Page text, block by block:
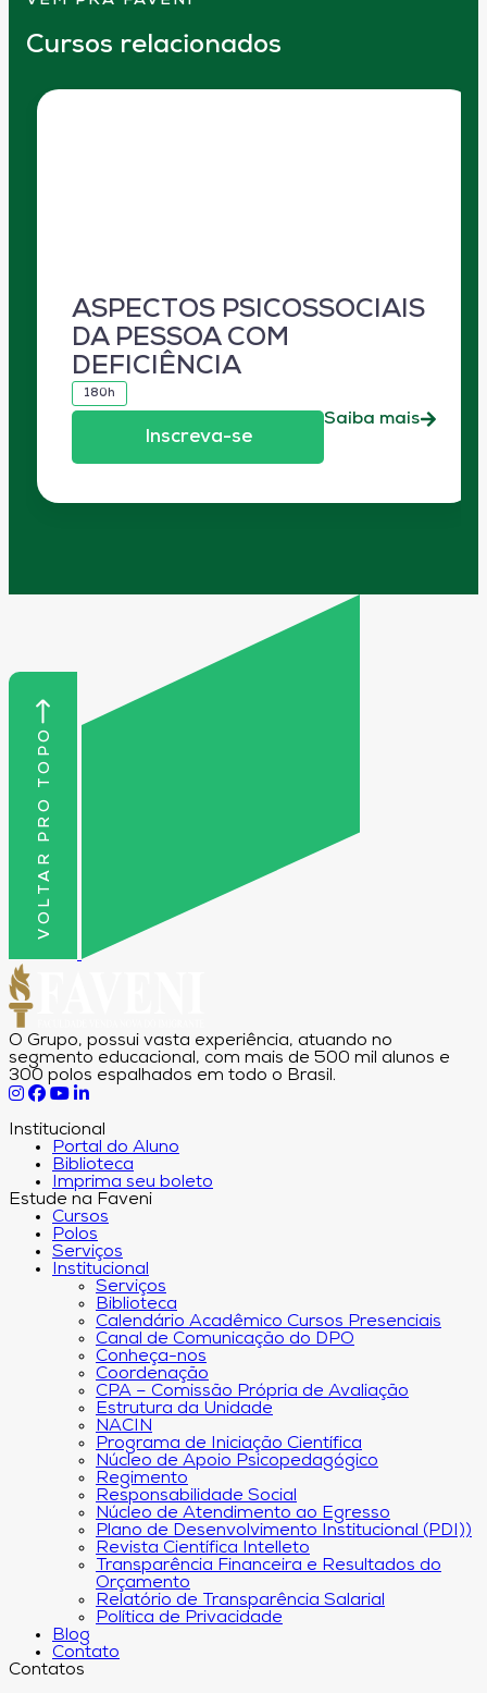
Cursos relacionados
ASPECTOS PSICOSSOCIAIS
DA PESSOA COM
DEFICIÊNCIA
180h
Inscreva-se
Saiba mais
VOLTAR PRO TOPO
O Grupo, possui vasta experiência, atuando no
segmento educacional, com mais de 500 mil alunos e
300 polos espalhados em todo o Brasil.
Institucional
Portal do Aluno
Biblioteca
Imprima seu boleto
Estude na Faveni
Cursos
Polos
Serviços
Institucional
Serviços
Biblioteca
Calendário Acadêmico Cursos Presenciais
Canal de Comunicação do DPO
Conheça-nos
Coordenação
CPA – Comissão Própria de Avaliação
Estrutura da Unidade
NACIN
Programa de Iniciação Científica
Núcleo de Apoio Psicopedagógico
Regimento
Responsabilidade Social
Núcleo de Atendimento ao Egresso
Plano de Desenvolvimento Institucional (PDI))
Revista Científica Intelleto
Transparência Financeira e Resultados do
Orçamento
Relatório de Transparência Salarial
Política de Privacidade
Blog
Contato
Contatos